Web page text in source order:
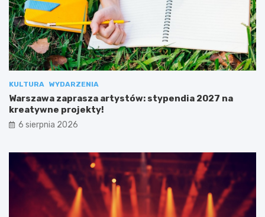
KULTURA WYDARZENIA
Warszawa zaprasza artystów: stypendia 2027 na
kreatywne projekty!
6 sierpnia 2026